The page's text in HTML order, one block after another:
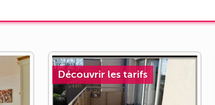
Découvrir les tarifs